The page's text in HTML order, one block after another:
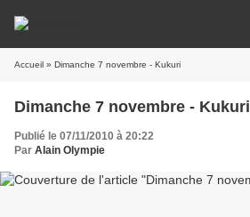
Accueil » Dimanche 7 novembre - Kukuri
Dimanche 7 novembre - Kukuri
Publié le 07/11/2010 à 20:22
Par Alain Olympie